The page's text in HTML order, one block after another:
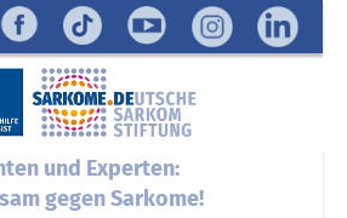
und Experten:
gegen Sarkome!